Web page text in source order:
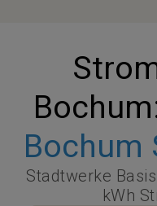
Bochum
Stadtwerke
kWh